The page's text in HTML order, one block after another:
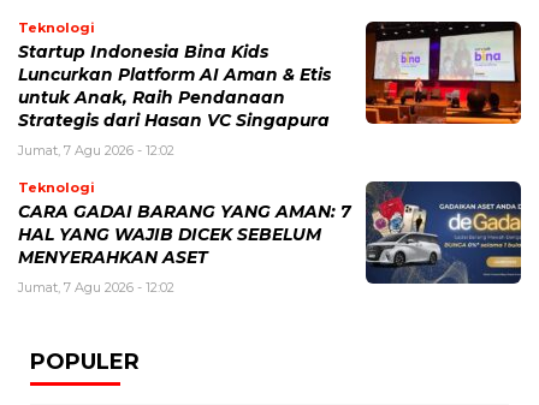
Teknologi
Startup Indonesia Bina Kids
Luncurkan Platform AI Aman & Etis
untuk Anak, Raih Pendanaan
Strategis dari Hasan VC Singapura
Jumat, 7 Agu 2026 - 12:02
Teknologi
CARA GADAI BARANG YANG AMAN: 7
HAL YANG WAJIB DICEK SEBELUM
MENYERAHKAN ASET
Jumat, 7 Agu 2026 - 12:02
POPULER